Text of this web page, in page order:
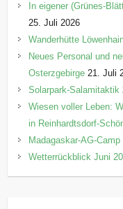
In eigener (Grünes-
25. Juli 2026
Wanderhütte
Neues Personal und
Osterzgebirge 21. Juli
Solarpark-Salamitaktik
Wiesen voller Leben:
in Reinhardtsdorf-
Madagaskar-AG-Camp
Wetterrückblick Juni